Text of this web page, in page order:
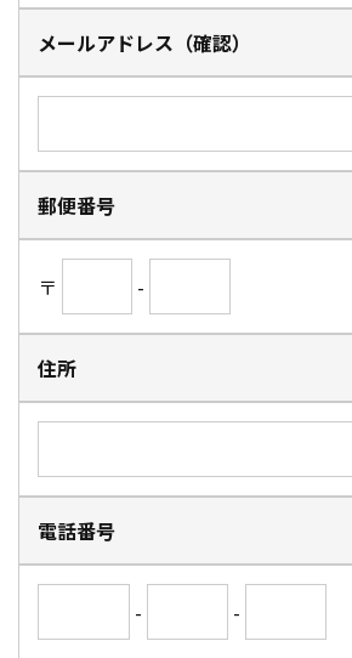
メールアドレス（確認）
郵便番号
〒 -
住所
電話番号
- -